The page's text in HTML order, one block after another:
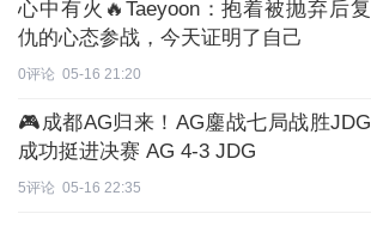
心中有火🔥Taeyoon：抱着被抛弃后复
仇的心态参战，今天证明了自己
0评论 05-16 21:20
🎮成都AG归来！AG鏖战七局战胜JDG
成功挺进决赛 AG 4-3 JDG
5评论 05-16 22:35